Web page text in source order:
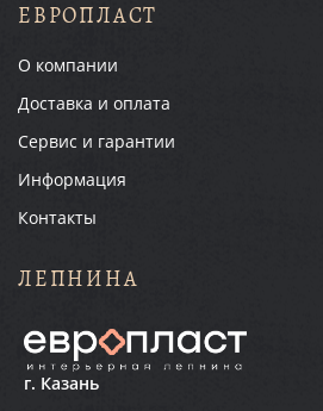
ЕВРОПЛАСТ
О компании
Доставка и оплата
Сервис и гарантии
Информация
Контакты
ЛЕПНИНА
г. Казань